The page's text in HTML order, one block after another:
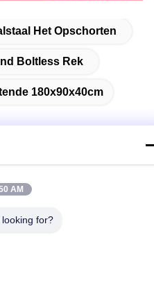
Het Opschorten
Boltless Rek
180x90x40cm
Producten
AM
for?